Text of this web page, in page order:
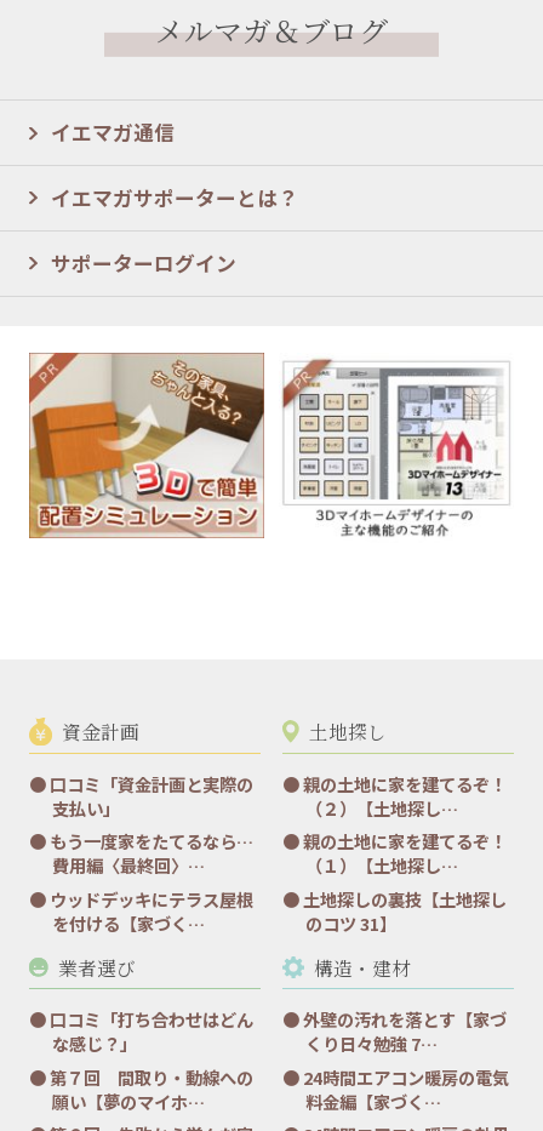
メルマガ＆ブログ
イエマガ通信
イエマガサポーターとは？
サポーターログイン
資金計画
口コミ「資金計画と実際の
支払い」
もう一度家をたてるなら…
費用編〈最終回〉…
ウッドデッキにテラス屋根
を付ける【家づく…
土地探し
親の土地に家を建てるぞ！
（２）【土地探し…
親の土地に家を建てるぞ！
（１）【土地探し…
土地探しの裏技【土地探し
のコツ 31】
業者選び
口コミ「打ち合わせはどん
な感じ？」
第７回 間取り・動線への
願い【夢のマイホ…
構造・建材
外壁の汚れを落とす【家づ
くり日々勉強 7…
24時間エアコン暖房の電気
料金編【家づく…